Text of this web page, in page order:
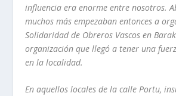
influencia era enorme entre nosotros.
muchos más empezaban entonces a
Solidaridad de Obreros Vascos en
organización que llegó a tener una
en la localidad.
En aquellos locales de la calle Portu,